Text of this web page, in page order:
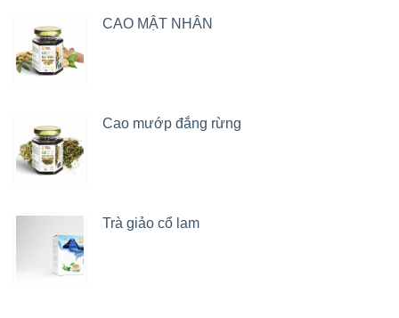
CAO MẬT NHÂN
Cao mướp đắng rừng
Trà giảo cổ lam